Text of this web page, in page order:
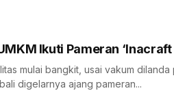
Ikuti Pameran
mulai bangkit, usai vakum
digelarnya ajang pameran...